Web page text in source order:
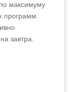
максимуму
программ.
завтра.